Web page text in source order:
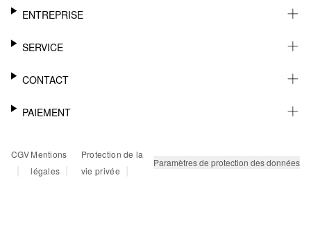
ENTREPRISE
CARRIÈRE
SERVICE
NEWSLETTER
MÉMO
RETOURS
FAQ
CONTACT
AIDE
PAIEMENT
PAYPAL
CARTE BANCAIRE
CGV
|
Mentions
légales |
Protection de la
vie privée
| Paramètres de protection des données